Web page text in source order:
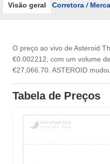
Visão geral Corretora /
O preço ao vivo de Asteroid
€0.002212 , com um volume
€27,066.70 . ASTEROID
Tabela de Preços